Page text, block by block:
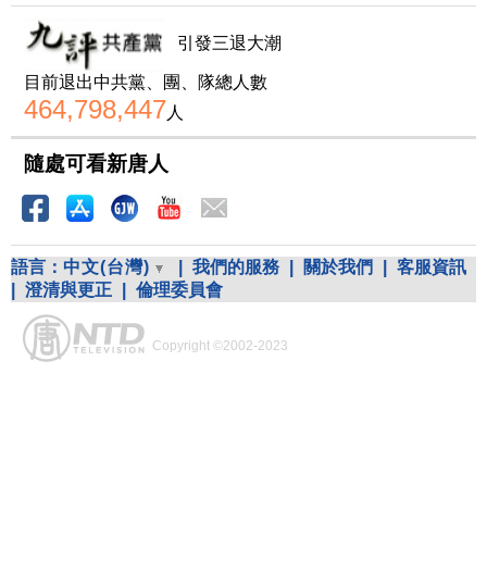
引發三退大潮
目前退出中共黨、團、隊總人數
464,798,447人
隨處可看新唐人
語言： 中文(台灣) 我們的服務 關於我們
客服資訊
澄清與更正 倫理委員會
Copyright ©2002-2023